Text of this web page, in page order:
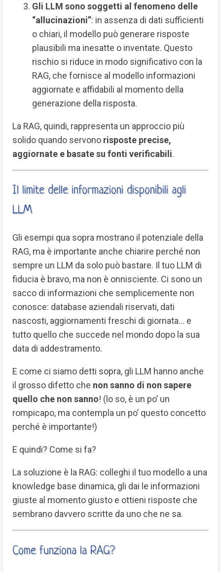
Gli LLM sono soggetti al fenomeno delle
“allucinazioni”: in assenza di dati sufficienti
o chiari, il modello può generare risposte
plausibili ma inesatte o inventate. Questo
rischio si riduce in modo significativo con la
RAG, che fornisce al modello informazioni
aggiornate e affidabili al momento della
generazione della risposta.
La RAG, quindi, rappresenta un approccio più
solido quando servono risposte precise,
aggiornate e basate su fonti verificabili.
Il limite delle informazioni disponibili agli
LLM
Gli esempi qua sopra mostrano il potenziale della
RAG, ma è importante anche chiarire perché non
sempre un LLM da solo può bastare. Il tuo LLM di
fiducia è bravo, ma non è onnisciente. Ci sono un
sacco di informazioni che semplicemente non
conosce: database aziendali riservati, dati
nascosti, aggiornamenti freschi di giornata… e
tutto quello che succede nel mondo dopo la sua
data di addestramento.
E come ci siamo detti sopra, gli LLM hanno anche
il grosso difetto che non sanno di non sapere
quello che non sanno! (lo so, è un po’ un
rompicapo, ma contempla un po’ questo concetto
perché è importante!)
E quindi? Come si fa?
La soluzione è la RAG: colleghi il tuo modello a una
knowledge base dinamica, gli dai le informazioni
giuste al momento giusto e ottieni risposte che
sembrano davvero scritte da uno che ne sa.
Come funziona la RAG?